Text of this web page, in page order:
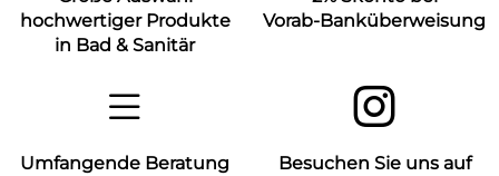
hochwertiger Produkte
in Bad & Sanitär
Vorab-Banküberweisung
Umfangende Beratung
Besuchen Sie uns auf